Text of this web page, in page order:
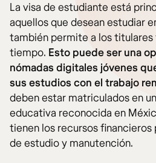
La visa de estudiante está
aquellos que desean estudiar
también permite a los
tiempo. Esto puede ser una
nómadas digitales jóvenes
sus estudios con el trabajo
deben estar matriculados en
educativa reconocida en
tienen los recursos financieros
de estudio y manutención.